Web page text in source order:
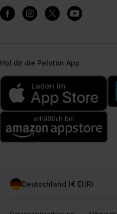
Hol dir die Peloton App
Deutschland (€ EUR)